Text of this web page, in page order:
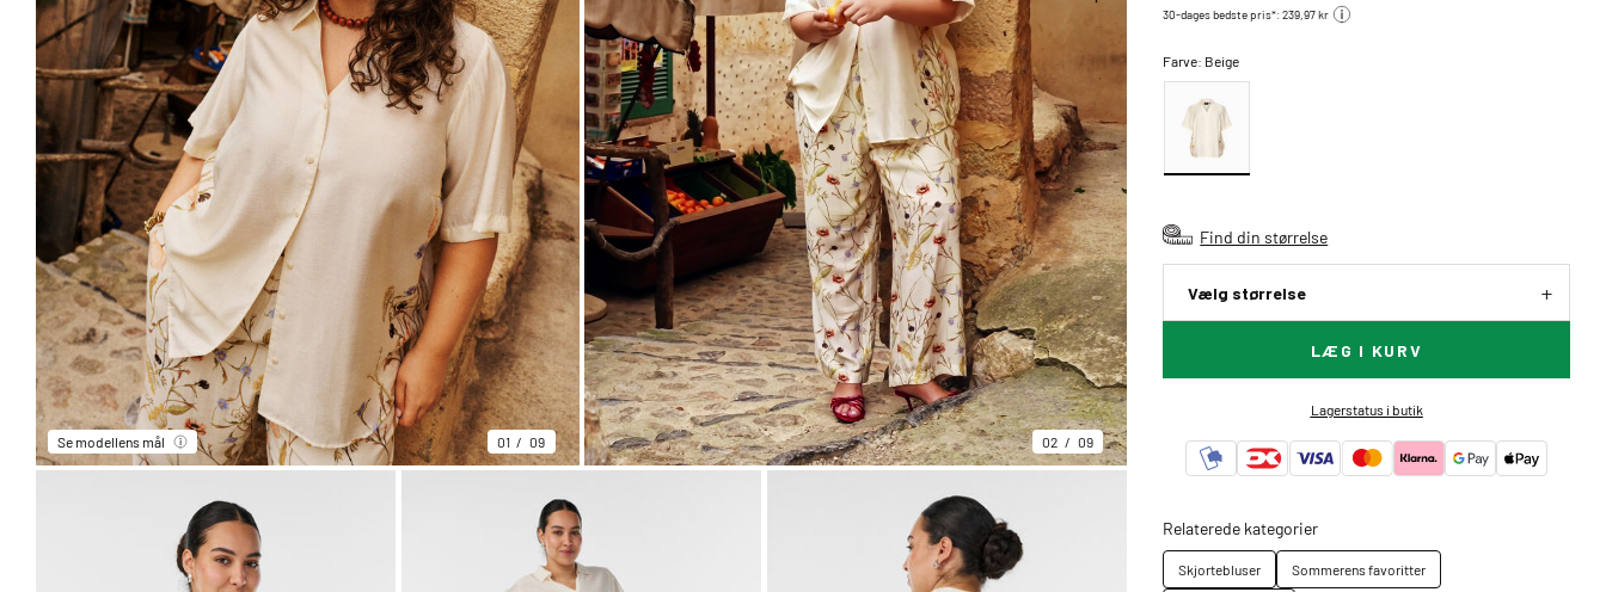
Se modellens mål 01 09 02 09
30-dages bedste pris*: 239,97 kr
Farve: Beige
Find din størrelse
Vælg størrelse
LÆG I KURV
Lagerstatus i butik
Relaterede kategorier
Skjortebluser
Sommerens favoritter